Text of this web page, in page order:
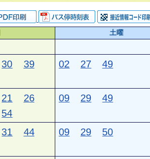
土曜
30
39
02 27 49
21
26
54
09 29 49
31
44
09 29 50